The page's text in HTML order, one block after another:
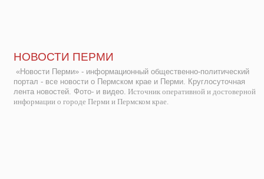
НОВОСТИ ПЕРМИ
«Новости Перми» - информационный общественно-политический
портал - все новости о Пермском крае и Перми. Круглосуточная
лента новостей. Фото- и видео. Источник оперативной и достоверной
информации о городе Перми и Пермском крае.